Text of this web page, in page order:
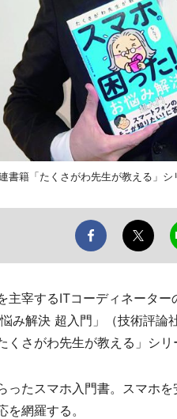
書籍「たくさがわ先生が教える」
宰するITコーディネータ
み解決 超入門」（技術評論
くさがわ先生が教える」シリ
たスマホ入門書。スマホを
網羅する。